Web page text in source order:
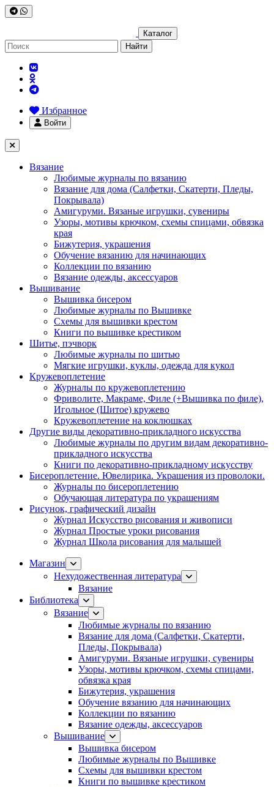
Каталог
Найти
Избранное
Войти
Вязание
Любимые журналы по вязанию
Вязание для дома (Салфетки, Скатерти, Пледы,
Покрывала)
Амигуруми. Вязаные игрушки, сувениры
Узоры, мотивы крючком, схемы спицами, обвязка
края
Бижутерия, украшения
Обучение вязанию для начинающих
Коллекции по вязанию
Вязание одежды, аксессуаров
Вышивание
Вышивка бисером
Любимые журналы по Вышивке
Схемы для вышивки крестом
Книги по вышивке крестиком
Шитье, пэчворк
Любимые журналы по шитью
Мягкие игрушки, куклы, одежда для кукол
Кружевоплетение
Журналы по кружевоплетению
Фриволите, Макраме, Филе (+Вышивка по филе),
Игольное (Шитое) кружево
Кружевоплетение на коклюшках
Другие виды декоративно-прикладного искусства
Любимые журналы по другим видам декоративно-
прикладного искусства
Книги по декоративно-прикладному искусству
Бисероплетение. Ювелирика. Украшения из проволоки.
Журналы по бисероплетению
Обучающая литература по украшениям
Рисунок, графический дизайн
Журнал Искусство рисования и живописи
Журнал Простые уроки рисования
Журнал Школа рисования для малышей
Магазин
Нехудожественная литература
Вязание
Библиотека
Вязание
Любимые журналы по вязанию
Вязание для дома (Салфетки, Скатерти,
Пледы, Покрывала)
Амигуруми. Вязаные игрушки, сувениры
Узоры, мотивы крючком, схемы спицами,
обвязка края
Бижутерия, украшения
Обучение вязанию для начинающих
Коллекции по вязанию
Вязание одежды, аксессуаров
Вышивание
Вышивка бисером
Любимые журналы по Вышивке
Схемы для вышивки крестом
Книги по вышивке крестиком